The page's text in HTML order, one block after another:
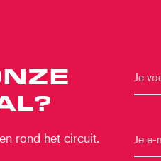
rond het circuit.